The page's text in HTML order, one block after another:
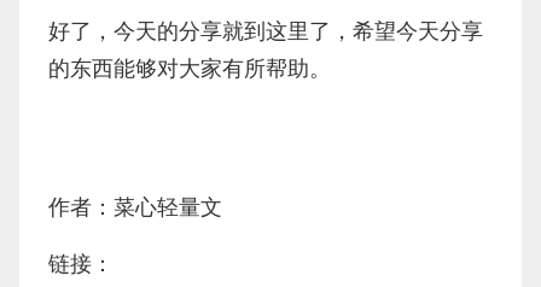
好了，今天的分享就到这里了，希望今天分享
的东西能够对大家有所帮助。
作者： 菜心轻量文
链接：